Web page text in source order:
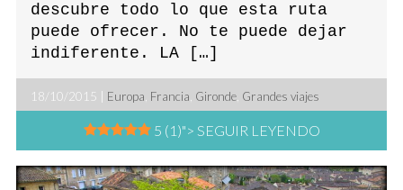
descubre todo lo que esta ruta
puede ofrecer. No te puede dejar
indiferente. LA […]
18/10/2015 | Europa Francia Gironde Grandes viajes
5 (1)"> SEGUIR LEYENDO